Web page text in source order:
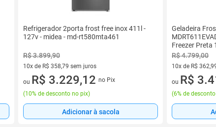
Refrigerador 2porta frost free inox 411l -
127v - midea - md-rt580mta461
R$ 3.899,90
10x de R$ 358,79 sem juros
10 vez de R$ 358,79 sem juros
ou R$ 3.229,12 no Pix
(10% de desconto no pix)
Adicionar à sacola
Geladeira
Freezer Preta
R$ 4.799,00
10x de R$
10 vez de R$
ou R$
(6% de